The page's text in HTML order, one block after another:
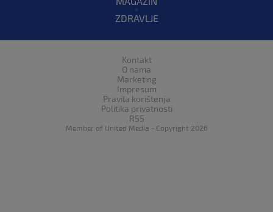
ZDRAVLJE
Kontakt
O nama
Marketing
Impresum
Pravila korištenja
Politika privatnosti
RSS
Member of United Media - Copyright 2026